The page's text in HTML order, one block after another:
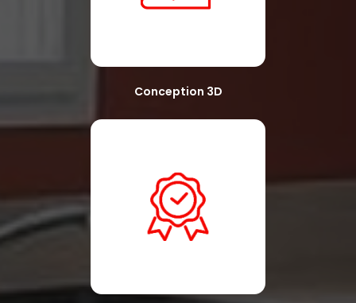
Conception 3D